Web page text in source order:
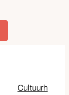
Cultuurh